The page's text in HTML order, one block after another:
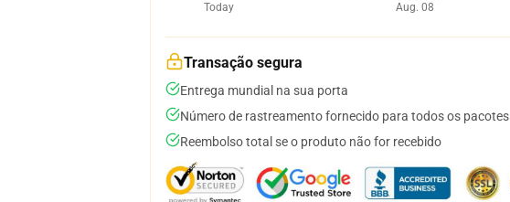
Today
Aug. 08
Transação segura
Entrega mundial na sua porta
Número de rastreamento fornecido para todos os pacotes
Reembolso total se o produto não for recebido